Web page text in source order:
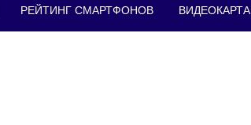
РЕЙТИНГ СМАРТФОНОВ ВИДЕОКАРТА